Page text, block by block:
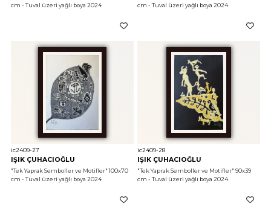
cm - Tuval üzeri yağlı boya 2024
cm - Tuval üzeri yağlı boya 2024
ic2409-27
IŞIK ÇUHACIOĞLU
"Tek Yaprak Semboller ve Motifler" 100x70
cm - Tuval üzeri yağlı boya 2024
ic2409-28
IŞIK ÇUHACIOĞLU
"Tek Yaprak Semboller ve Motifler" 90x39
cm - Tuval üzeri yağlı boya 2024